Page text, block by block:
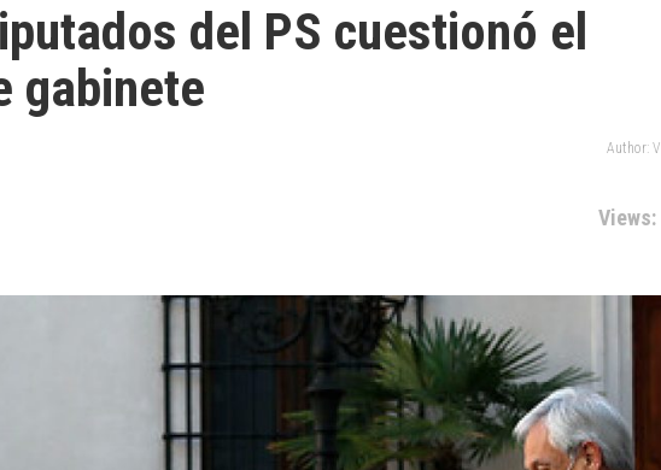
del PS cuestionó el
gabinete
Author:
Views: